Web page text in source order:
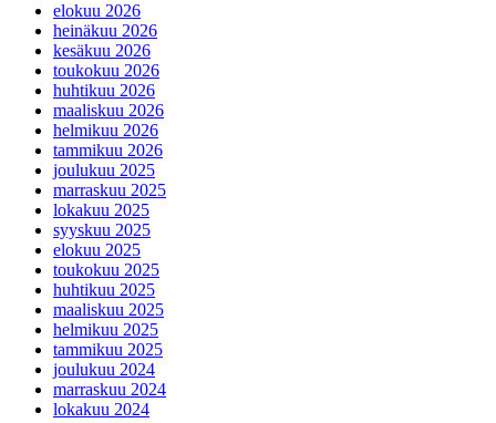
elokuu 2026
heinäkuu 2026
kesäkuu 2026
toukokuu 2026
huhtikuu 2026
maaliskuu 2026
helmikuu 2026
tammikuu 2026
joulukuu 2025
marraskuu 2025
lokakuu 2025
syyskuu 2025
elokuu 2025
toukokuu 2025
huhtikuu 2025
maaliskuu 2025
helmikuu 2025
tammikuu 2025
joulukuu 2024
marraskuu 2024
lokakuu 2024